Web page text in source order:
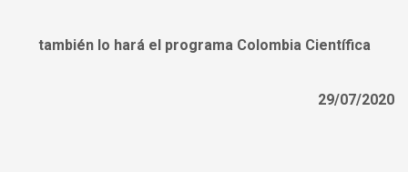
también lo hará el programa Colombia Científica
29/07/2020